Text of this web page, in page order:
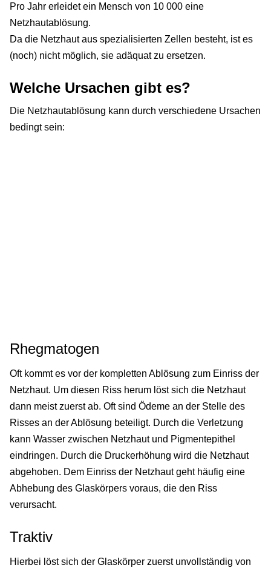
Pro Jahr erleidet ein Mensch von 10 000 eine
Netzhautablösung.
Da die Netzhaut aus spezialisierten Zellen besteht, ist es
(noch) nicht möglich, sie adäquat zu ersetzen.
Welche Ursachen gibt es?
Die Netzhautablösung kann durch verschiedene Ursachen
bedingt sein:
Rhegmatogen
Oft kommt es vor der kompletten Ablösung zum Einriss der
Netzhaut. Um diesen Riss herum löst sich die Netzhaut
dann meist zuerst ab. Oft sind Ödeme an der Stelle des
Risses an der Ablösung beteiligt. Durch die Verletzung
kann Wasser zwischen Netzhaut und Pigmentepithel
eindringen. Durch die Druckerhöhung wird die Netzhaut
abgehoben. Dem Einriss der Netzhaut geht häufig eine
Abhebung des Glaskörpers voraus, die den Riss
verursacht.
Traktiv
Hierbei löst sich der Glaskörper zuerst unvollständig von